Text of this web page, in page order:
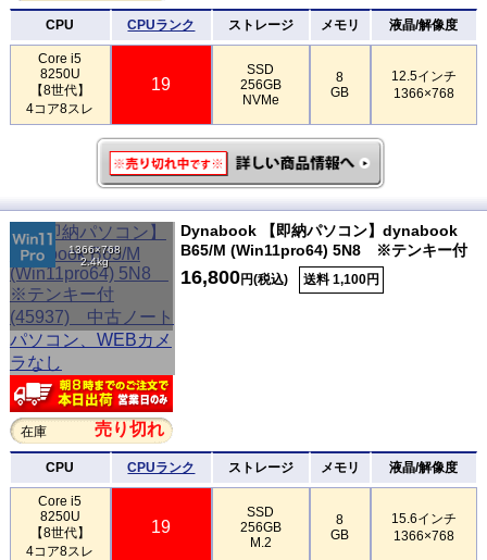
CPU CPUランク ストレージ メモリ 液晶/解像度
Core i5
8250U
【8世代】
4コア8スレ
19
SSD
256GB
NVMe
8
GB
12.5インチ
1366×768
1366×768
2.4kg
在庫 売り切れ
Dynabook 【即納パソコン】dynabook
B65/M (Win11pro64) 5N8 ※テンキー付
16,800円(税込) 送料 1,100円
CPU CPUランク ストレージ メモリ 液晶/解像度
Core i5
8250U
【8世代】
4コア8スレ
19
SSD
256GB
M.2
8
GB
15.6インチ
1366×768